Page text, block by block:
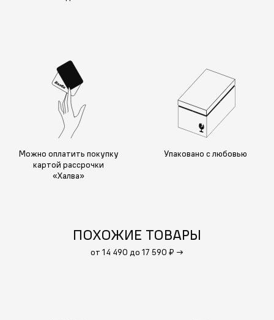
Можно оплатить покупку
картой рассрочки
«Халва»
Упаковано с любовью
ПОХОЖИЕ ТОВАРЫ
от 14 490 до 17 590 ₽ →